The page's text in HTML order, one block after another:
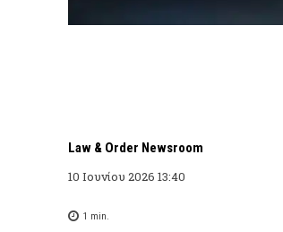
Law & Order Newsroom
10 Ιουνίου 2026 13:40
1 min.